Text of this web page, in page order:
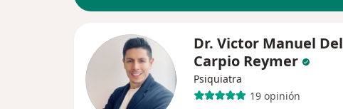
Dr. Victor Manuel Del
Carpio Reymer
Psiquiatra
19 opinión